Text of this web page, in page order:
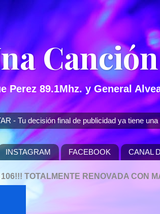
Canción
Perez 89.1Mhz. y General
- Tu decisión final de publicidad ya tiene
INSTAGRAM FACEBOOK CANAL
TOTALMENTE RENOVADA CON